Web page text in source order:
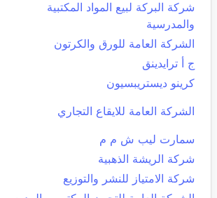
شركة البركة لبيع المواد المكتبية
والمدرسية
الشركة العامة للورق والكرتون
ج أ ترايدينق
كرينو ديستريبسيون
الشركة العامة للايقاع التجاري
سمارت ليب ش م م
شركة الريشة الذهبية
شركة الامتياز للنشر والتوزيع